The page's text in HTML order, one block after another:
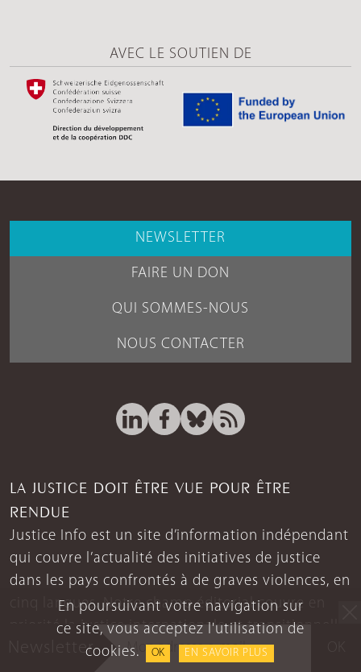
En poursuivant votre navigation sur
ce site, vous acceptez l'utilisation de
cookies.
OK EN SAVOIR PLUS
AVEC LE SOUTIEN DE
NEWSLETTER
FAIRE UN DON
QUI SOMMES-NOUS
NOUS CONTACTER
LA JUSTICE DOIT ÊTRE VUE POUR ÊTRE
RENDUE
Justice Info est un site d’information indépendant
qui couvre l’actualité des initiatives de justice
dans les pays confrontés à de graves violences, en
cinq langues. Notre champ éditorial couvre en
priorité la justice internationale et transitionnelle.
Il traite aussi, lorsqu’elles se trouvent à la croisée
Newsletter